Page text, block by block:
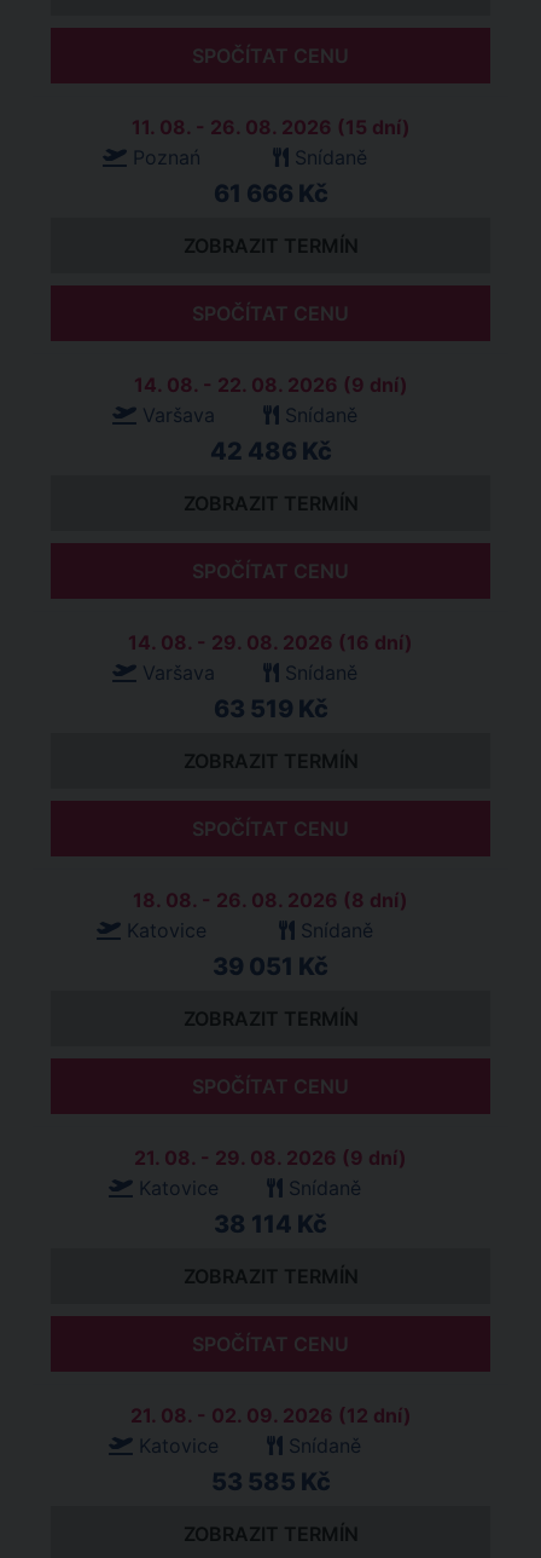
SPOČÍTAT CENU
11. 08. - 26. 08. 2026 (15 dní)
Poznań
Snídaně
61 666 Kč
ZOBRAZIT TERMÍN
SPOČÍTAT CENU
14. 08. - 22. 08. 2026 (9 dní)
Varšava
Snídaně
42 486 Kč
ZOBRAZIT TERMÍN
SPOČÍTAT CENU
14. 08. - 29. 08. 2026 (16 dní)
Varšava
Snídaně
63 519 Kč
ZOBRAZIT TERMÍN
SPOČÍTAT CENU
18. 08. - 26. 08. 2026 (8 dní)
Katovice
Snídaně
39 051 Kč
ZOBRAZIT TERMÍN
SPOČÍTAT CENU
21. 08. - 29. 08. 2026 (9 dní)
Katovice
Snídaně
38 114 Kč
ZOBRAZIT TERMÍN
SPOČÍTAT CENU
21. 08. - 02. 09. 2026 (12 dní)
Katovice
Snídaně
53 585 Kč
ZOBRAZIT TERMÍN